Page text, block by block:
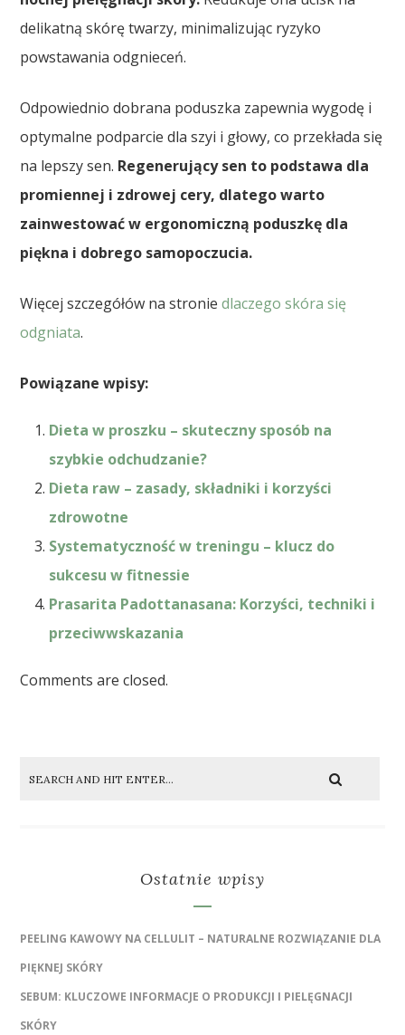
delikatną skórę twarzy, minimalizując ryzyko
powstawania odgnieceń.
Odpowiednio dobrana poduszka zapewnia wygodę i
optymalne podparcie dla szyi i głowy, co przekłada się
na lepszy sen. Regenerujący sen to podstawa dla
promiennej i zdrowej cery, dlatego warto
zainwestować w ergonomiczną poduszkę dla
piękna i dobrego samopoczucia.
Więcej szczegółów na stroniedlaczego skóra się
odgniata.
Powiązane wpisy:
Dieta w proszku – skuteczny sposób na
szybkie odchudzanie?
Dieta raw – zasady, składniki i korzyści
zdrowotne
Systematyczność w treningu – klucz do
sukcesu w fitnessie
Prasarita Padottanasana: Korzyści, techniki i
przeciwwskazania
Comments are closed.
Ostatnie wpisy
PEELING KAWOWY NA CELLULIT – NATURALNE ROZWIĄZANIE DLA
PIĘKNEJ SKÓRY
SEBUM: KLUCZOWE INFORMACJE O PRODUKCJI I PIELĘGNACJI
SKÓRY